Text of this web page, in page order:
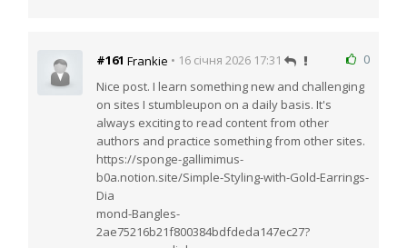
0
#161 Frankie • 16 січня 2026 17:31
Nice post. I learn something new and challenging
on sites I stumbleupon on a daily basis. It's
always exciting to read content from other
authors and practice something from other sites.
https://sponge-gallimimus-
b0a.notion.site/Simple-Styling-with-Gold-Earrings-
Dia
mond-Bangles-
2ae75216b21f800384bdfdeda147ec27?